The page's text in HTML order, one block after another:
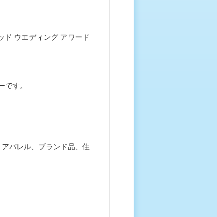
ド ウエディング アワード
す。
パレル、ブランド品、住